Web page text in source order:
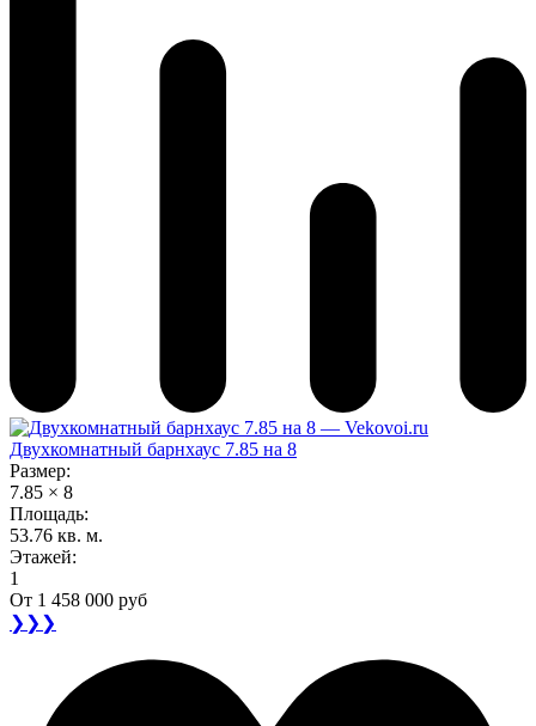
Двухкомнатный барнхаус 7.85 на 8
Размер:
7.85 × 8
Площадь:
53.76 кв. м.
Этажей:
1
От 1 458 000 руб
❯❯❯